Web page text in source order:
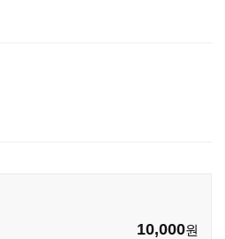
10,000원